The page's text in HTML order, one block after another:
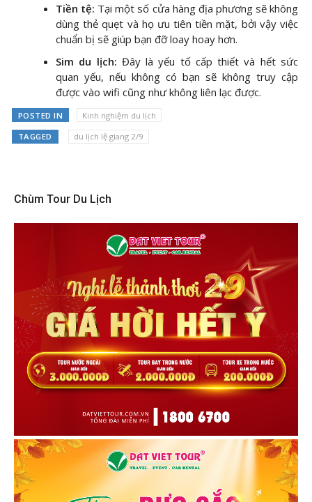
Tiền tệ: Tại một số cửa hàng địa phương sẽ không
dùng thẻ quẹt và họ ưu tiên tiền mặt, bởi vậy việc
chuẩn bị sẽ giúp bạn đỡ loay hoay hơn.
Sim du lịch: Đây là yếu tố cấp thiết và hết sức
quan yếu, nếu không có bạn sẽ không truy cập
được vào wifi cũng như không liên lạc được.
POSTED IN Kinh nghiệm du lịch
TAGGED du lịch lệ giang 2/9
Chùm Tour Du Lịch